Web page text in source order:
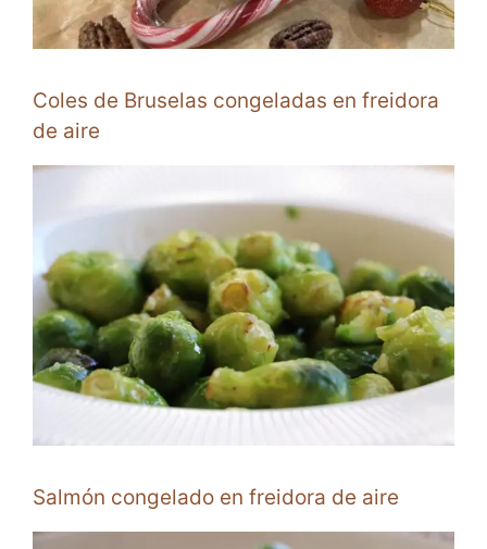
Coles de Bruselas congeladas en freidora
de aire
Salmón congelado en freidora de aire